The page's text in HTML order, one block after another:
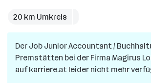
20 km Umkreis
Der Job Junior Accountant /
Premstätten bei der Firma Magirus
auf karriere.at leider nicht mehr